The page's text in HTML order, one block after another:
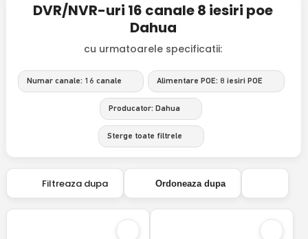
DVR/NVR-uri 16 canale 8 iesiri poe
Dahua
cu urmatoarele specificatii:
Numar canale: 16 canale Alimentare POE: 8 iesiri POE
Producator: Dahua
Sterge toate filtrele
Filtreaza dupa Ordoneaza dupa